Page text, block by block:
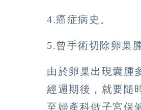
4.癌症病史。
5.曾手術切除卵巢
由於卵巢出現囊腫
經週期後，就要隨
至婦產科做子宮保